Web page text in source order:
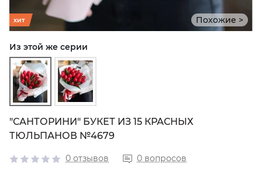
Похожие >
хит
Из этой же серии
"САНТОРИНИ" БУКЕТ ИЗ 15 КРАСНЫХ
ТЮЛЬПАНОВ №4679
0 отзывов 0 вопросов